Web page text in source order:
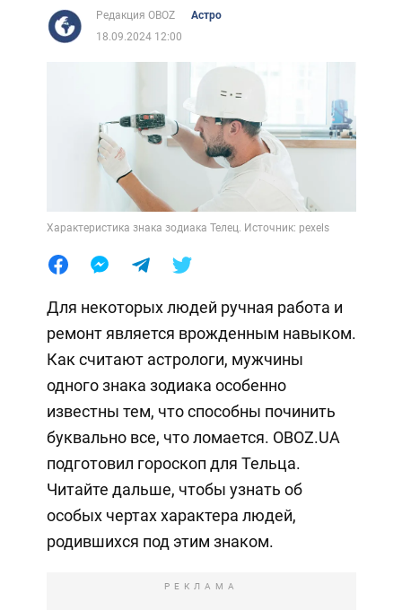
Редакция OBOZ
Астро
18.09.2024 12:00
Характеристика знака зодиака Телец. Источник: pexels
Для некоторых людей ручная работа и
ремонт является врожденным навыком.
Как считают астрологи, мужчины
одного знака зодиака особенно
известны тем, что способны починить
буквально все, что ломается. OBOZ.UA
подготовил гороскоп для Тельца.
Читайте дальше, чтобы узнать об
особых чертах характера людей,
родившихся под этим знаком.
РЕКЛАМА